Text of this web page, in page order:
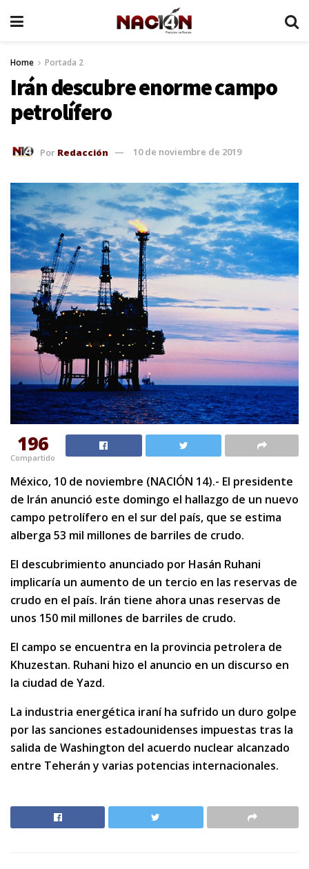
Home Portada 2
Irán descubre enorme campo
petrolífero
Por Redacción 10 de noviembre de 2019
196
Compartido
México, 10 de noviembre (NACIÓN 14).- El presidente
de Irán anunció este domingo el hallazgo de un nuevo
campo petrolífero en el sur del país, que se estima
alberga 53 mil millones de barriles de crudo.
El descubrimiento anunciado por Hasán Ruhani
implicaría un aumento de un tercio en las reservas de
crudo en el país. Irán tiene ahora unas reservas de
unos 150 mil millones de barriles de crudo.
El campo se encuentra en la provincia petrolera de
Khuzestan. Ruhani hizo el anuncio en un discurso en
la ciudad de Yazd.
La industria energética iraní ha sufrido un duro golpe
por las sanciones estadounidenses impuestas tras la
salida de Washington del acuerdo nuclear alcanzado
entre Teherán y varias potencias internacionales.